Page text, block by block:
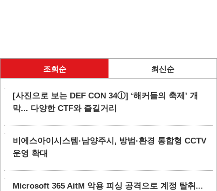
조회순 최신순
[사진으로 보는 DEF CON 34ⓛ] ‘해커들의 축제’ 개
막... 다양한 CTF와 즐길거리
비에스아이시스템·남양주시, 방범·환경 통합형 CCTV
운영 확대
Microsoft 365 AitM 악용 피싱 공격으로 계정 탈취...